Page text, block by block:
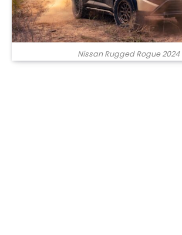
Nissan Rugged Rogue